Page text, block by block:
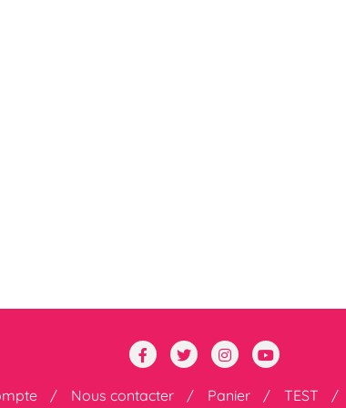
Nous contacter Panier TEST